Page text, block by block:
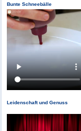
Bunte Schneebälle
Leidenschaft und Genuss